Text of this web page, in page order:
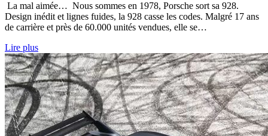
La mal aimée… Nous sommes en 1978, Porsche sort sa 928.
Design inédit et lignes fuides, la 928 casse les codes. Malgré 17 ans
de carrière et près de 60.000 unités vendues, elle se…
Lire plus